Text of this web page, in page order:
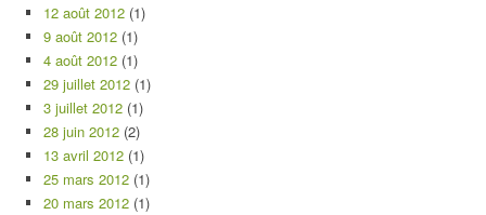
12 août 2012 (1)
9 août 2012 (1)
4 août 2012 (1)
29 juillet 2012 (1)
3 juillet 2012 (1)
28 juin 2012 (2)
13 avril 2012 (1)
25 mars 2012 (1)
20 mars 2012 (1)